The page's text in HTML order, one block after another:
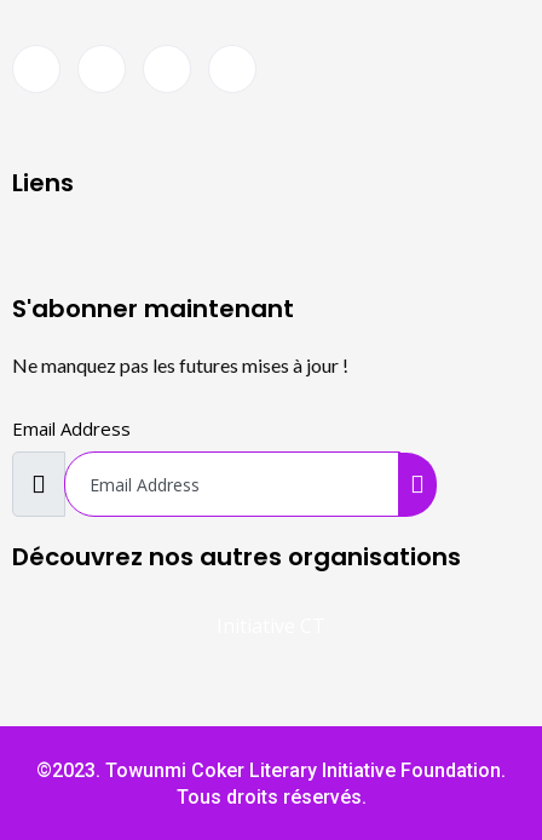
Liens
S'abonner maintenant
Ne manquez pas les futures mises à jour !
Email Address
Découvrez nos autres organisations
©2023. Towunmi Coker Literary Initiative Foundation.
Tous droits réservés.